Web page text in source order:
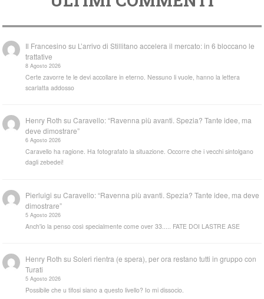
Il Francesino su L’arrivo di Stillitano accelera il mercato: in 6 bloccano le
trattative
8 Agosto 2026
Certe zavorre te le devi accollare in eterno. Nessuno li vuole, hanno la lettera
scarlatta addosso
Henry Roth suCaravello: “Ravenna più avanti. Spezia? Tante idee, ma
deve dimostrare”
6 Agosto 2026
Caravello ha ragione. Ha fotografato la situazione. Occorre che i vecchi sintolgano
dagli zebedei!
Pierluigi suCaravello: “Ravenna più avanti. Spezia? Tante idee, ma deve
dimostrare”
5 Agosto 2026
Anch'io la penso così specialmente come over 33..... FATE DOI LASTRE ASE
Henry Roth suSoleri rientra (e spera), per ora restano tutti in gruppo con
Turati
5 Agosto 2026
Possibile che u tifosi siano a questo livello? Io mi dissocio.